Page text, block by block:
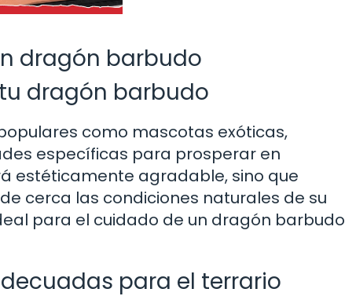
dragón barbudo
dragón barbudo
como mascotas exóticas,
específicas para prosperar en
estéticamente agradable, sino que
cerca las condiciones naturales de su
para el cuidado de un dragón barbudo
para el terrario